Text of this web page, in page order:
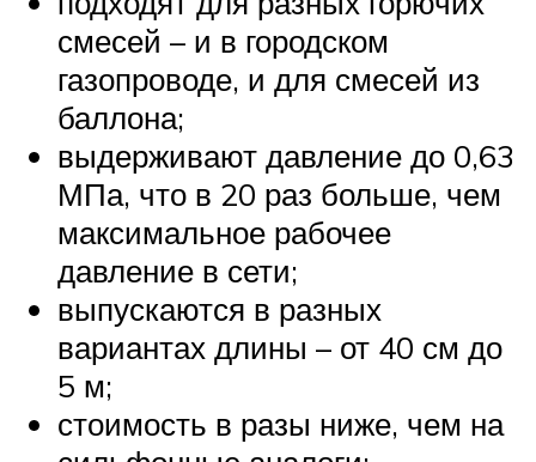
смесей – и в городском
газопроводе, и для смесей из
баллона;
выдерживают давление до 0,63
МПа, что в 20 раз больше, чем
максимальное рабочее
давление в сети;
выпускаются в разных
вариантах длины – от 40 см до
5 м;
стоимость в разы ниже, чем на